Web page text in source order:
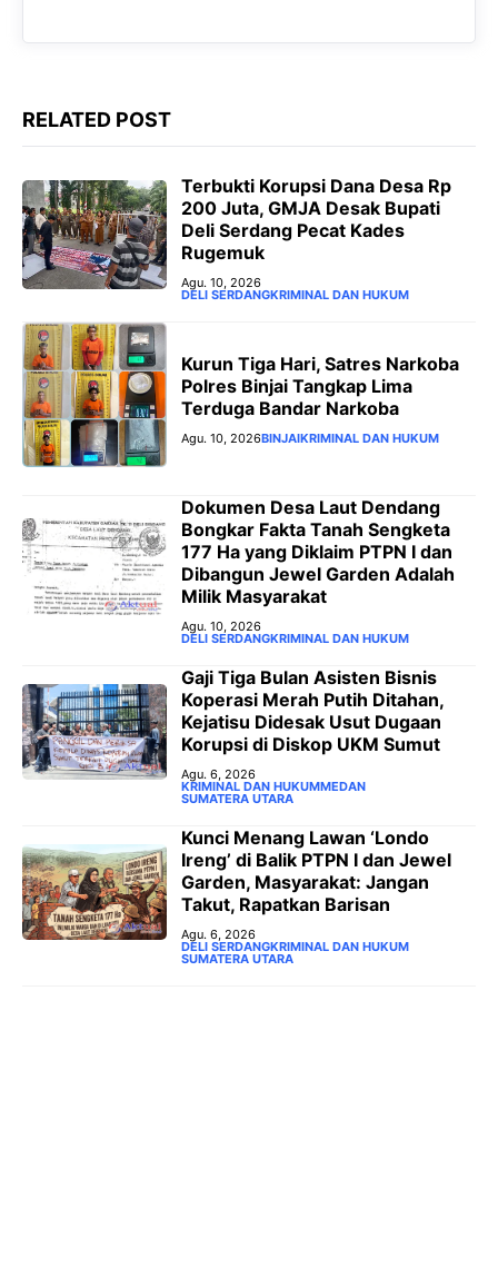
r
RELATED POST
Terbukti Korupsi Dana Desa Rp
200 Juta, GMJA Desak Bupati
Deli Serdang Pecat Kades
Rugemuk
Agu. 10, 2026
DELI SERDANGKRIMINAL DAN HUKUM
Kurun Tiga Hari, Satres Narkoba
Polres Binjai Tangkap Lima
Terduga Bandar Narkoba
Agu. 10, 2026BINJAIKRIMINAL DAN HUKUM
Dokumen Desa Laut Dendang
Bongkar Fakta Tanah Sengketa
177 Ha yang Diklaim PTPN I dan
Dibangun Jewel Garden Adalah
Milik Masyarakat
Agu. 10, 2026
DELI SERDANGKRIMINAL DAN HUKUM
‎Gaji Tiga Bulan Asisten Bisnis
Koperasi Merah Putih Ditahan,
Kejatisu Didesak Usut Dugaan
Korupsi di Diskop UKM Sumut
Agu. 6, 2026
KRIMINAL DAN HUKUMMEDAN
SUMATERA UTARA
‎Kunci Menang Lawan ‘Londo
Ireng’ di Balik PTPN I dan Jewel
Garden, Masyarakat: Jangan
Takut, Rapatkan Barisan
Agu. 6, 2026
DELI SERDANGKRIMINAL DAN HUKUM
SUMATERA UTARA